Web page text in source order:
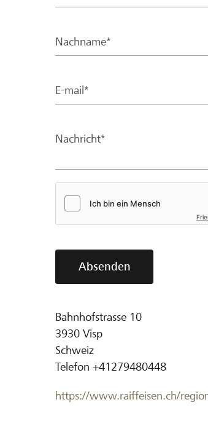
Nachname*
E-mail*
Nachricht*
Absenden
Bahnhofstrasse 10
3930 Visp
Schweiz
Telefon +41279480448
https://www.raiffeisen.ch/